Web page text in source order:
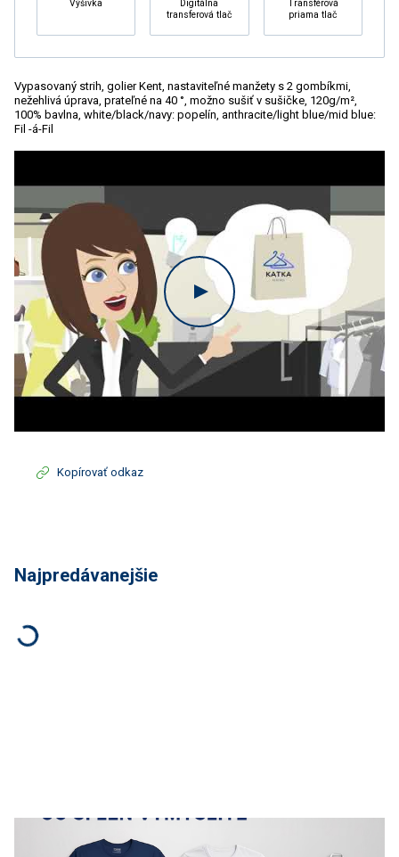
Výšivka
Digitálna
transferová tlač
Transférová
priama tlač
Vypasovaný strih, golier Kent, nastaviteľné manžety s 2 gombíkmi,
nežehlivá úprava, prateľné na 40 °, možno sušiť v sušičke, 120g/m²,
100% bavlna, white/black/navy: popelín, anthracite/light blue/mid blue:
Fil -á-Fil
Kopírovať odkaz
Najpredávanejšie